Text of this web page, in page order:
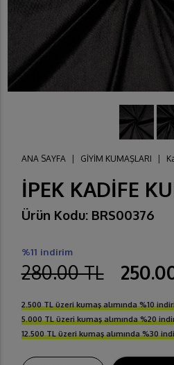
ANA SAYFA GİYİM KUMAŞLARI
İPEK KADİFE
Ürün Kodu: BRS00376
%11 indirim
280.00 TL
2.500 TL üzeri kumaş alımında %10
5.000 TL üzeri kumaş alımında %20
12.500 TL üzeri kumaş alımında %30